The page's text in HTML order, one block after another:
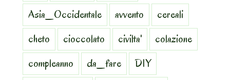
Asia_Occidentale
avvento
cereali
cheto
cioccolato civilta'
colazione
compleanno
da_fare
DIY